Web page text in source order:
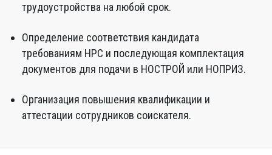
трудоустройства на любой срок.
Определение соответствия кандидата
требованиям НРС и последующая комплектация
документов для подачи в НОСТРОЙ или НОПРИЗ.
Организация повышения квалификации и
аттестации сотрудников соискателя.